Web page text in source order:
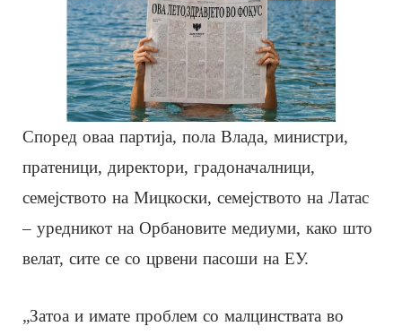
Според оваа партија, пола Влада, министри,
пратеници, директори, градоначалници,
семејството на Мицкоски, семејството на Латас
– уредникот на Орбановите медиуми, како што
велат, сите се со црвени пасоши на ЕУ.
„Затоа и имате проблем со малцинствата во